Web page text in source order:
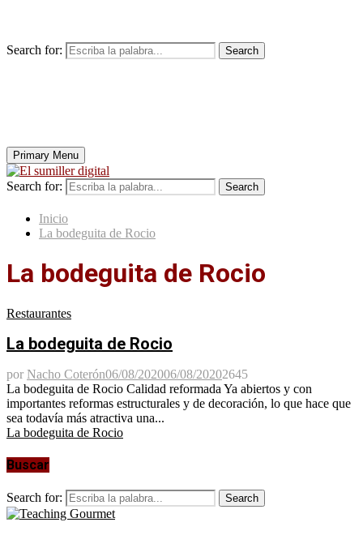
Search for: Search
Primary Menu
Search for: Search
Inicio
La bodeguita de Rocio
La bodeguita de Rocio
Restaurantes
La bodeguita de Rocio
por Nacho Coterón06/08/202006/08/20202645
La bodeguita de Rocio Calidad reformada Ya abiertos y con
importantes reformas estructurales y de decoración, lo que hace que
sea todavía más atractiva una...
La bodeguita de Rocio
Buscar
Search for: Search